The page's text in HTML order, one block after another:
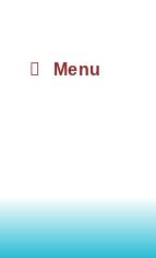
Menu